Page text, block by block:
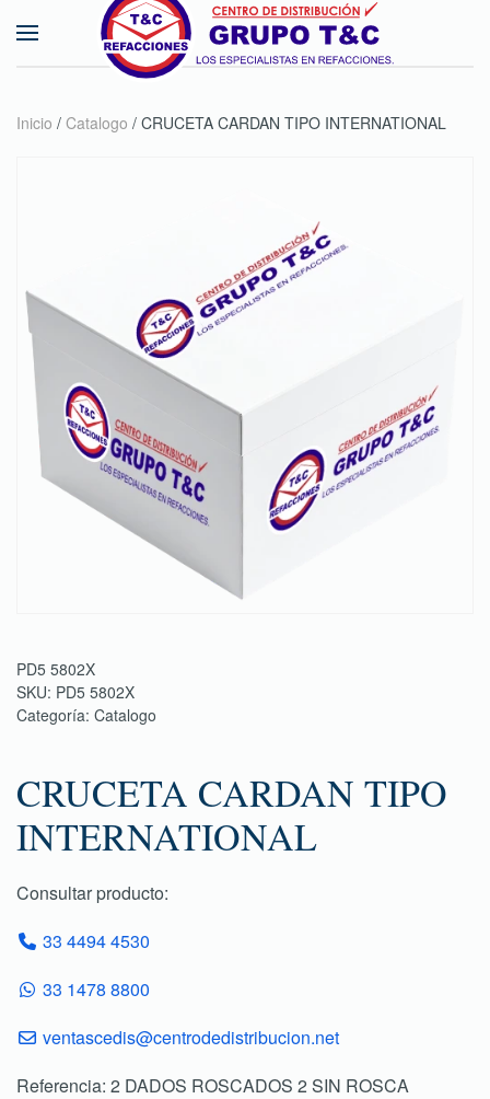
Skip to main content
Inicio / Catalogo / CRUCETA CARDAN TIPO INTERNATIONAL
PD5 5802X
SKU: PD5 5802X
Categoría: Catalogo
CRUCETA CARDAN TIPO
INTERNATIONAL
Consultar producto:
33 4494 4530
33 1478 8800
ventascedis@centrodedistribucion.net
Referencia: 2 DADOS ROSCADOS 2 SIN ROSCA